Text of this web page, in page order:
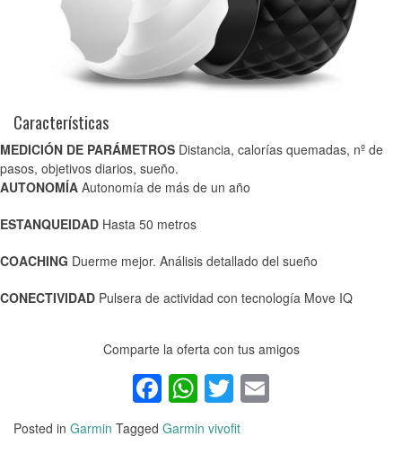
Características
MEDICIÓN DE PARÁMETROS Distancia, calorías quemadas, nº de
pasos, objetivos diarios, sueño.
AUTONOMÍA Autonomía de más de un año
ESTANQUEIDAD Hasta 50 metros
COACHING Duerme mejor. Análisis detallado del sueño
CONECTIVIDAD Pulsera de actividad con tecnología Move IQ
Comparte la oferta con tus amigos
Facebook
WhatsApp
Twitter
Posted in Garmin Tagged Garmin vivofit